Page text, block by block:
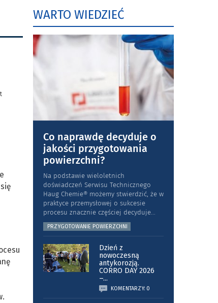
WARTO WIEDZIEĆ
Co naprawdę decyduje o
jakości przygotowania
powierzchni?
Na podstawie wieloletnich
doświadczeń Serwisu Technicznego
Haug Chemie® możemy stwierdzić, że w
praktyce przemysłowej o sukcesie
procesu znacznie częściej decyduje...
PRZYGOTOWANIE POWIERZCHNI
Dzień z
nowoczesną
antykorozją.
CORRO DAY 2026
–...
KOMENTARZY: 0